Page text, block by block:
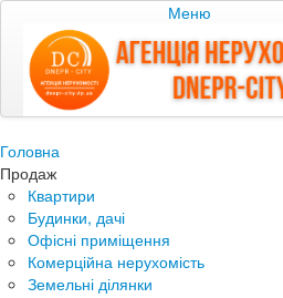
Меню
Головна
Продаж
Квартири
Будинки, дачі
Офісні приміщення
Комерційна нерухомість
Земельні ділянки